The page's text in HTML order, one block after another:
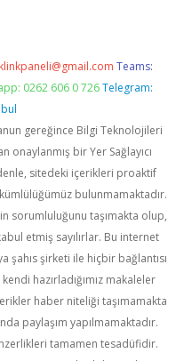
Teams:
0262 606 0 726 Telegram:
gereğince Bilgi Teknolojileri
onaylanmış bir Yer Sağlayıcı
sitedeki içerikleri proaktif
bulunmamaktadır.
sorumluluğunu taşımakta olup,
etmiş sayılırlar. Bu internet
şahıs şirketi ile hiçbir bağlantısı
hazırladığımız makaleler
haber niteliği taşımamakta
paylaşım yapılmamaktadır.
tamamen tesadüfidir.